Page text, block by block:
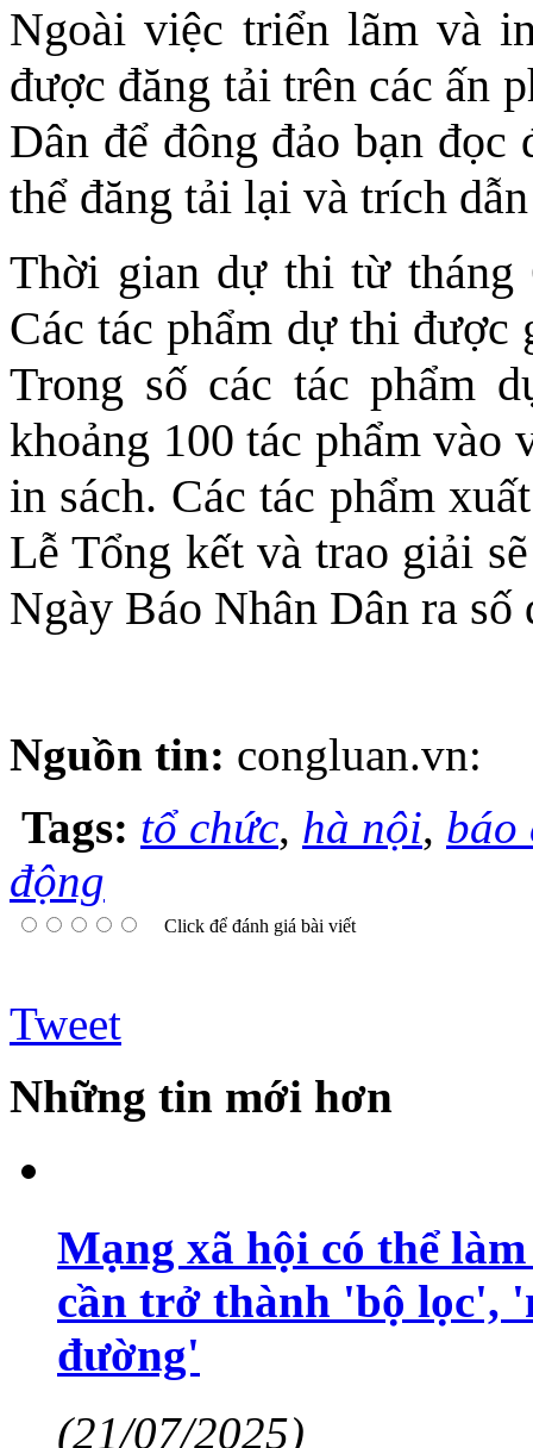
Ngoài việc triển lãm và
được đăng tải trên các ấn
Dân để đông đảo bạn
thể đăng tải lại và trích
Thời gian dự thi từ tháng
Các tác phẩm dự thi được
Trong số các tác phẩm
khoảng 100 tác phẩm vào
in sách. Các tác phẩm
Lễ Tổng kết và trao giải
Ngày Báo Nhân Dân ra
Nguồn tin: congluan.vn:
Tags: tổ chức, hà nội, báo
động
Click để đánh giá bài viết
Tweet
Những tin mới hơn
Mạng xã hội có thể
cần trở thành 'bộ lọc',
đường'
(21/07/2025)